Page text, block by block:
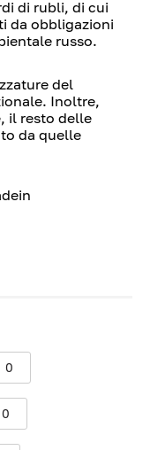
di rubli, di cui
da obbligazioni
russo.
del
Inoltre,
il resto delle
da quelle
0
0